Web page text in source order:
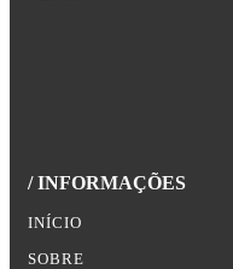
/ INFORMAÇÕES
INÍCIO
SOBRE